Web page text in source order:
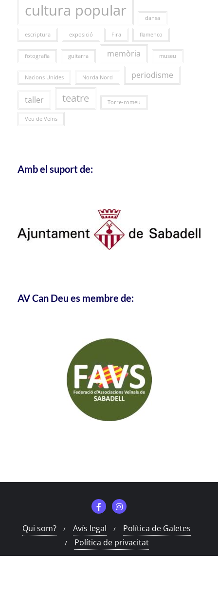
cultura popular dansa
escriptura exposició Fira flamenco
fotografia guitarra memòria museu
Nacions Unides Norda Nord periodisme
taller teatre Torre-romeu
Veu de Veïns
Amb el suport de:
AV Can Deu es membre de:
Qui som? Avís legal
Política de Galetes
Política de privacitat